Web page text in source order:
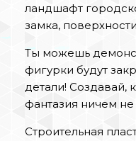
ландшафт
замка,
Ты можешь
фигурки будут
детали! Создавай,
фантазия ничем
Строительная